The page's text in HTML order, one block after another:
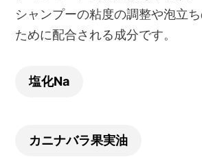
シャンプーの粘度の調整や泡立
ために配合される成分です。
塩化Na
カニナバラ果実油